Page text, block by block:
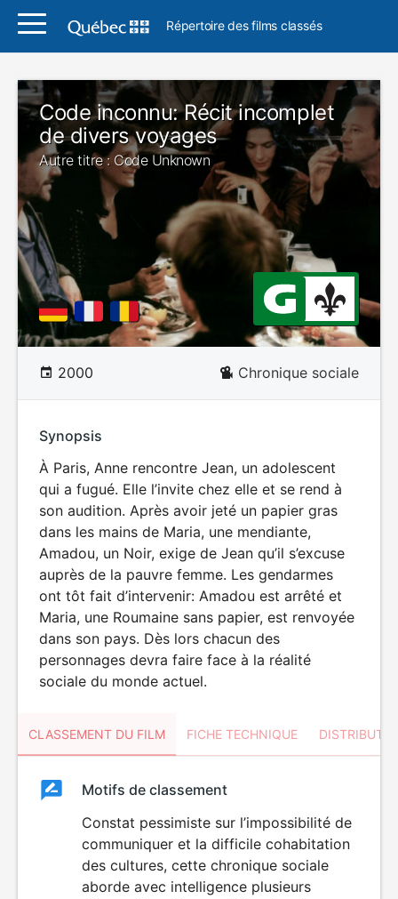
Répertoire des films classés
Code inconnu: Récit incomplet
de divers voyages
Autre titre : Code Unknown
2000 Chronique sociale
Synopsis
À Paris, Anne rencontre Jean, un adolescent
qui a fugué. Elle l’invite chez elle et se rend à
son audition. Après avoir jeté un papier gras
dans les mains de Maria, une mendiante,
Amadou, un Noir, exige de Jean qu’il s’excuse
auprès de la pauvre femme. Les gendarmes
ont tôt fait d’intervenir: Amadou est arrêté et
Maria, une Roumaine sans papier, est renvoyée
dans son pays. Dès lors chacun des
personnages devra faire face à la réalité
sociale du monde actuel.
CLASSEMENT DU FILM FICHE TECHNIQUE
ClassementClassement
Motifs de classement
Constat pessimiste sur l’impossibilité de
communiquer et la difficile cohabitation
des cultures, cette chronique sociale
aborde avec intelligence plusieurs